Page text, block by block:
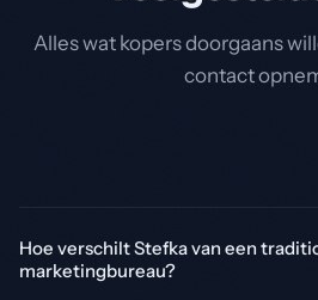
Alles wat kopers doorgaans
contact
Hoe verschilt Stefka van een
marketingbureau?